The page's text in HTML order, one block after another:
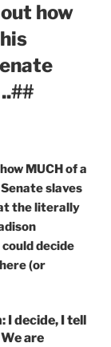
how
MUCH of a
slaves
the literally
decide
(or
I decide, I tell
are